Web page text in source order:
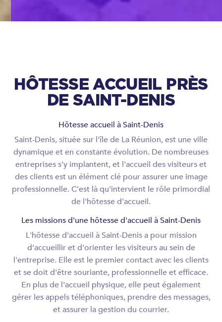
HÔTESSE ACCUEIL PRÈS
DE SAINT-DENIS
Hôtesse accueil à Saint-Denis
Saint-Denis, située sur l'île de La Réunion, est une ville
dynamique et en constante évolution. De nombreuses
entreprises s'y implantent, et l'accueil des visiteurs et
des clients est un élément clé pour assurer une image
professionnelle. C'est là qu'intervient le rôle primordial
de l'hôtesse d'accueil.
Les missions d'une hôtesse d'accueil à Saint-Denis
L'hôtesse d'accueil à Saint-Denis a pour mission
d'accueillir et d'orienter les visiteurs au sein de
l'entreprise. Elle est le premier contact avec les clients
et se doit d'être souriante, professionnelle et efficace.
En plus de l'accueil physique, elle peut également
gérer les appels téléphoniques, prendre des messages,
et assurer la gestion du courrier.